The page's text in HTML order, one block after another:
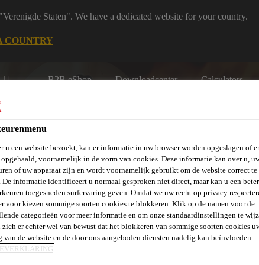
Staten". We have a dedicated website for your country.
COUNTRY
B2B eShop Downloadcenter Calculators
Over Ons Sika at Work Knowledge Center
u een website bezoekt, kan er informatie in uw browser worden opgeslagen of
voornamelijk in de vorm van cookies. Deze informatie kan over u,
of uw apparaat zijn en wordt voornamelijk gebruikt om de website correct te
De informatie identificeert u normaal gesproken niet direct, maar kan u een
toegesneden surfervaring geven. Omdat we uw recht op privacy
voor kiezen sommige soorten cookies te blokkeren. Klik op de namen voor de
categorieën voor meer informatie en om onze standaardinstellingen te
zich er echter wel van bewust dat het blokkeren van sommige soorten cookies
van de website en de door ons aangeboden diensten nadelig kan beïnvloeden.